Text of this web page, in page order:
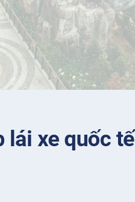
lái xe quốc tế